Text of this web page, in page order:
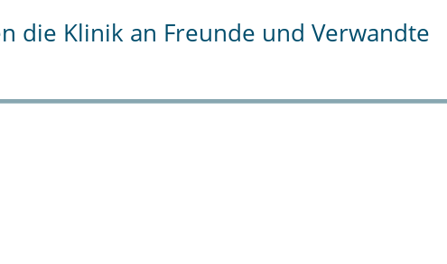
die Klinik an Freunde und Verwandte